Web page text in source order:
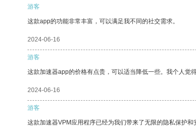
游客
这款app的功能非常丰富，可以满足我不同的社交需求。
2024-06-16
游客
这款加速器app的价格有点贵，可以适当降低一些。我个人觉
2024-06-16
游客
这款加速器VPM应用程序已经为我们带来了无限的隐私保护和